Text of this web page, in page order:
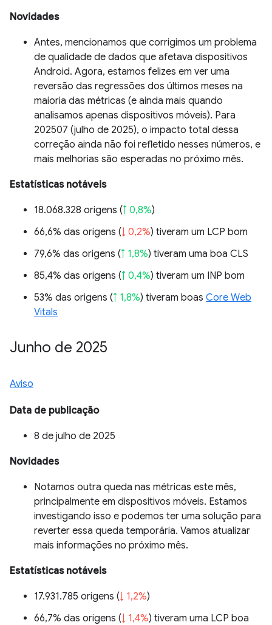
Novidades
Antes, mencionamos que corrigimos um problema
de qualidade de dados que afetava dispositivos
Android. Agora, estamos felizes em ver uma
reversão das regressões dos últimos meses na
maioria das métricas (e ainda mais quando
analisamos apenas dispositivos móveis). Para
202507 (julho de 2025), o impacto total dessa
correção ainda não foi refletido nesses números, e
mais melhorias são esperadas no próximo mês.
Estatísticas notáveis
18.068.328 origens (↑ 0,8%)
66,6% das origens (↓ 0,2%) tiveram um LCP bom
79,6% das origens (↑ 1,8%) tiveram uma boa CLS
85,4% das origens (↑ 0,4%) tiveram um INP bom
53% das origens (↑ 1,8%) tiveram boas Core Web
Vitals
Junho de 2025
Aviso
Data de publicação
8 de julho de 2025
Novidades
Notamos outra queda nas métricas este mês,
principalmente em dispositivos móveis. Estamos
investigando isso e podemos ter uma solução para
reverter essa queda temporária. Vamos atualizar
mais informações no próximo mês.
Estatísticas notáveis
17.931.785 origens (↓ 1,2%)
66,7% das origens (↓ 1,4%) tiveram uma LCP boa